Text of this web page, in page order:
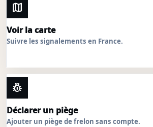
map
Voir la carte
Suivre les signalements en France.
pest_control
Déclarer un piège
Ajouter un piège de frelon sans compte.